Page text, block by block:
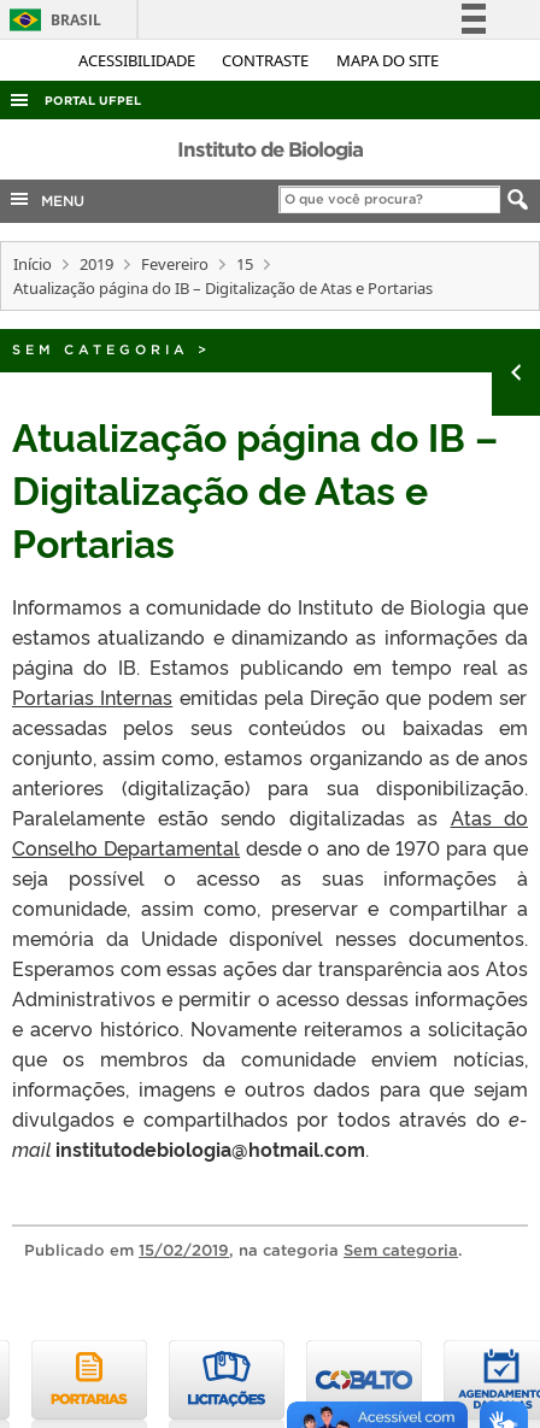
ACESSIBILIDADE CONTRASTE MAPA DO SITE
BRASIL
Simplifique!
Acesso à informação
Legislação
Canais
PORTAL UFPEL
ACESSO À INFORMAÇÃO
AUDITORIA
COBALTO
CONCURSOS
INTERNACIONAL
PORTARIAS
Instituto de Biologia
MENU
Início 2019 Fevereiro
15
Atualização página do IB – Digitalização de Atas e Portarias
SEM CATEGORIA >
Atualização página do IB –
Digitalização de Atas e
Portarias
Informamos a comunidade do Instituto de Biologia que
estamos atualizando e dinamizando as informações da
página do IB. Estamos publicando em tempo real as
Portarias Internas emitidas pela Direção que podem ser
acessadas pelos seus conteúdos ou baixadas em
conjunto, assim como, estamos organizando as de anos
anteriores (digitalização) para sua disponibilização.
Paralelamente estão sendo digitalizadas as Atas do
Conselho Departamental desde o ano de 1970 para que
seja possível o acesso as suas informações à
comunidade, assim como, preservar e compartilhar a
memória da Unidade disponível nesses documentos.
Esperamos com essas ações dar transparência aos Atos
Administrativos e permitir o acesso dessas informações
e acervo histórico. Novamente reiteramos a solicitação
que os membros da comunidade enviem notícias,
informações, imagens e outros dados para que sejam
divulgados e compartilhados por todos através do e-
mail institutodebiologia@hotmail.com.
Publicado em 15/02/2019, na categoria Sem categoria.